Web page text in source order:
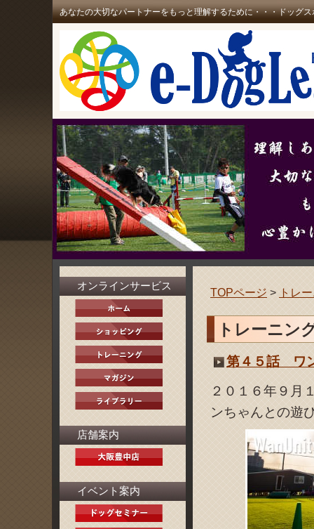
あなたの大切なパートナーをもっと理解するために・・・ドッグ
TOPページ > トレ
トレーニン
第４５話 ワ
２０１６年９月
ンちゃんとの遊
オンラインサービス
店舗案内
イベント案内